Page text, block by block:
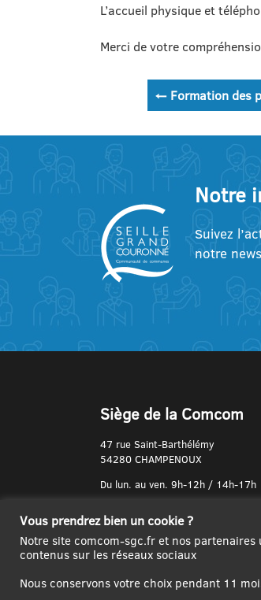
L’accueil physique et
Merci de votre
Navigation
l’article
←Formation des
Notre
Suivez
notre
Siège de la Comcom
47 rue Saint-Barthélémy
54280 CHAMPENOUX
Du lun. au ven. 9h-12h / 14h-17h
03 83 31 74 37
Vous prendrez bien un cookie ?
Notre site comcom-sgc.fr et nos
contenus sur les réseaux sociaux
Nous conservons votre choix pendant 11